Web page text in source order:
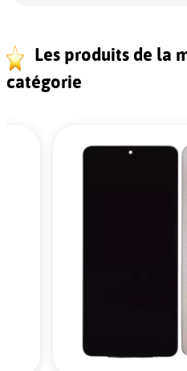
Les produits de la
catégorie